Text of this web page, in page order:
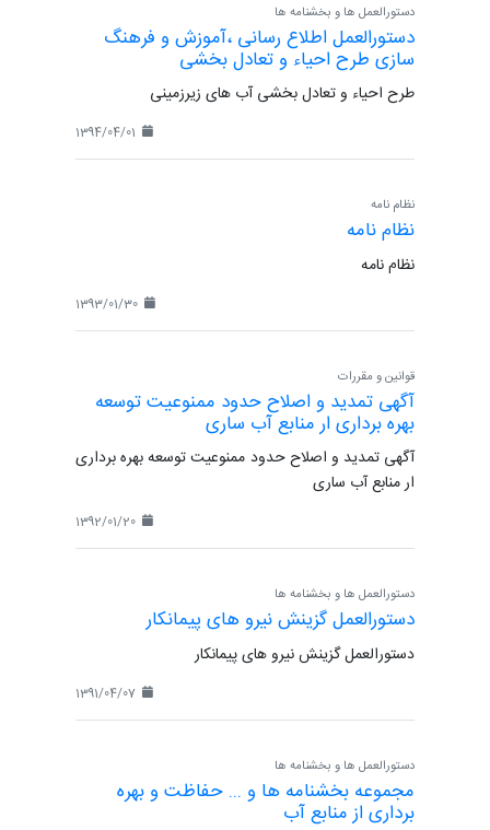
دستورالعمل ها و بخشنامه ها
دستورالعمل اطلاع رسانی ،آموزش و فرهنگ
سازی طرح احیاء و تعادل بخشی
طرح احیاء و تعادل بخشی آب های زیرزمینی
نظام نامه
نظام نامه
نظام نامه
قوانین و مقررات
آگهی تمدید و اصلاح حدود ممنوعیت توسعه
بهره برداری ار منابع آب ساری
آگهی تمدید و اصلاح حدود ممنوعیت توسعه بهره برداری
ار منابع آب ساری
دستورالعمل ها و بخشنامه ها
دستورالعمل گزینش نیرو های پیمانکار
دستورالعمل گزینش نیرو های پیمانکار
دستورالعمل ها و بخشنامه ها
مجموعه بخشنامه ها و ... حفاظت و بهره
برداری از منابع آب